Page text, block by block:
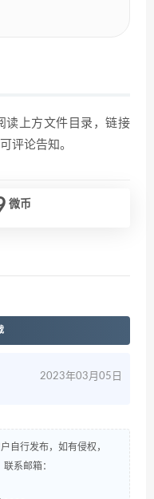
读上方文件目录，链接
评论告知。
微币
2023年03月05日
自行发布，如有侵权，
系邮箱：